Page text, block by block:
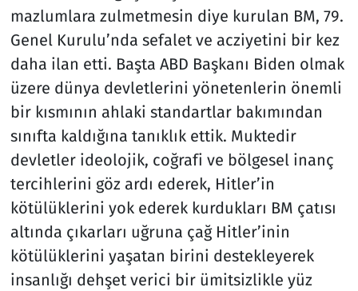
mazlumlara zulmetmesin diye kurulan BM, 79.
Genel Kurulu’nda sefalet ve acziyetini bir kez
daha ilan etti. Başta ABD Başkanı Biden olmak
üzere dünya devletlerini yönetenlerin önemli
bir kısmının ahlaki standartlar bakımından
sınıfta kaldığına tanıklık ettik. Muktedir
devletler ideolojik, coğrafi ve bölgesel inanç
tercihlerini göz ardı ederek, Hitler’in
kötülüklerini yok ederek kurdukları BM çatısı
altında çıkarları uğruna çağ Hitler’inin
kötülüklerini yaşatan birini destekleyerek
insanlığı dehşet verici bir ümitsizlikle yüz
Rüya Tabirleri
Sağlık
Savunma Sanayi
Seçim 2023
Spor
Teknoloji ve Bilim
Televizyon